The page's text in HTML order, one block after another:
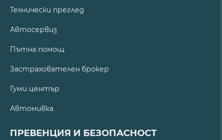
Технически преглед
Автосервиз
Пътна помощ
Застрахователен брокер
Гуми център
Автомивка
ПРЕВЕНЦИЯ И БЕЗОПАСНОСТ